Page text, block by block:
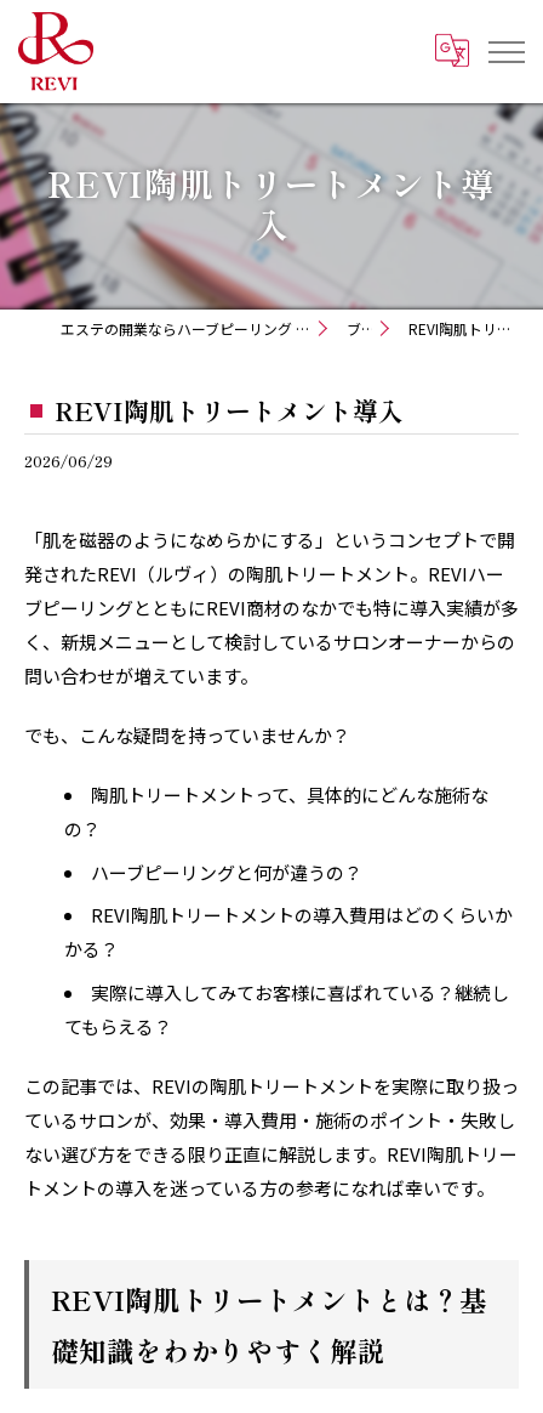
REVI陶肌トリートメント導
入
エステの開業ならハーブピーリング REVI化粧品 正規取扱販売会社 ブログ REVI陶肌トリートメント導入
REVI陶肌トリートメント導入
2026/06/29
「肌を磁器のようになめらかにする」というコンセプトで開
発されたREVI（ルヴィ）の陶肌トリートメント。REVIハー
ブピーリングとともにREVI商材のなかでも特に導入実績が多
く、新規メニューとして検討しているサロンオーナーからの
問い合わせが増えています。
でも、こんな疑問を持っていませんか？
陶肌トリートメントって、具体的にどんな施術な
の？
ハーブピーリングと何が違うの？
REVI陶肌トリートメントの導入費用はどのくらいか
かる？
実際に導入してみてお客様に喜ばれている？継続し
てもらえる？
この記事では、REVIの陶肌トリートメントを実際に取り扱っ
ているサロンが、効果・導入費用・施術のポイント・失敗し
ない選び方をできる限り正直に解説します。REVI陶肌トリー
トメントの導入を迷っている方の参考になれば幸いです。
REVI陶肌トリートメントとは？基
礎知識をわかりやすく解説